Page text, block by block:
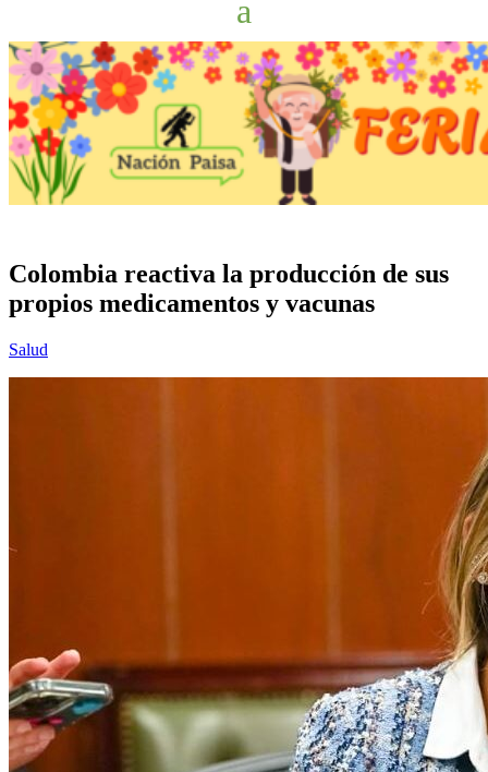
Colombia reactiva la producción de sus
propios medicamentos y vacunas
Salud